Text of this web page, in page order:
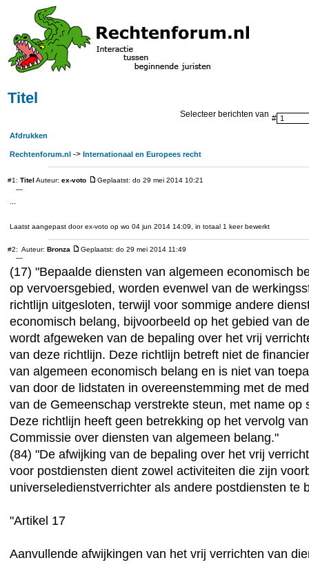
Titel
Selecteer berichten van #
Afdrukken
Rechtenforum.nl -> Internationaal en Europees recht
#1: Titel Auteur: ex-voto
Geplaatst: do 29 mei 2014 10:21
—
...
Laatst aangepast door ex-voto op wo 04 jun 2014 14:09, in totaal 1 keer bewerkt
#2: Auteur: Bronza
Geplaatst: do 29 mei 2014 11:49
—
(17) "Bepaalde diensten van algemeen economisch
op vervoersgebied, worden evenwel van de
richtlijn uitgesloten, terwijl voor sommige andere
economisch belang, bijvoorbeeld op het gebied van
wordt afgeweken van de bepaling over het vrij
van deze richtlijn. Deze richtlijn betreft niet de
van algemeen economisch belang en is niet van
van door de lidstaten in overeenstemming met de
van de Gemeenschap verstrekte steun, met name op
Deze richtlijn heeft geen betrekking op het vervolg
Commissie over diensten van algemeen belang."
(84) "De afwijking van de bepaling over het vrij
voor postdiensten dient zowel activiteiten die zijn
universeledienstverrichter als andere postdiensten te
"Artikel 17
Aanvullende afwijkingen van het vrij verrichten van